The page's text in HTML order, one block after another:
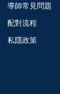
導師常見問題
配對流程
私隱政策